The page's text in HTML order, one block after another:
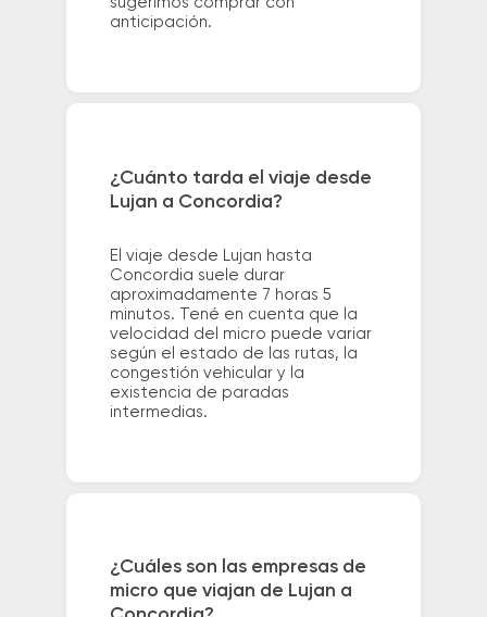
anticipación.
¿Cuánto tarda el viaje desde
Lujan a Concordia?
El viaje desde Lujan hasta
Concordia suele durar
aproximadamente 7 horas 5
minutos. Tené en cuenta que la
velocidad del micro puede variar
según el estado de las rutas, la
congestión vehicular y la
existencia de paradas
intermedias.
¿Cuáles son las empresas de
micro que viajan de Lujan a